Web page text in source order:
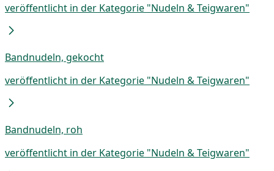
veröffentlicht in der Kategorie "Nudeln & Teigwaren"
Bandnudeln, gekocht
veröffentlicht in der Kategorie "Nudeln & Teigwaren"
Bandnudeln, roh
veröffentlicht in der Kategorie "Nudeln & Teigwaren"